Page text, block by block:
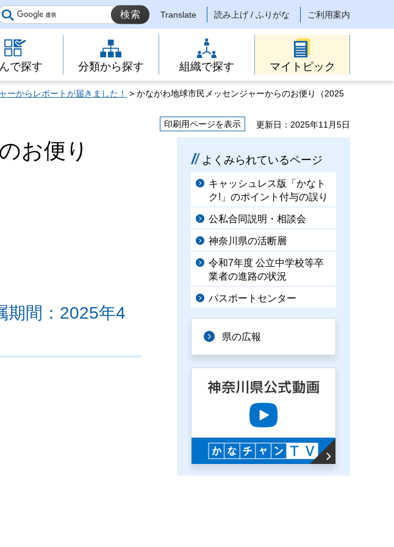
Translate 読み上げ / ふりがな ご利用案内
で探す 分類から探す 組織で探す マイトピック
ーからレポートが届きました！
> かながわ地球市民メッセンジャーからのお便り（2025
印刷用ページを表示
更新日：2025年11月5日
お便り
間：2025年4
よくみられているページ
キャッシュレス版「かなト
ク!」のポイント付与の誤り
公私合同説明・相談会
神奈川県の活断層
令和7年度 公立中学校等卒
業者の進路の状況
パスポートセンター
県の広報